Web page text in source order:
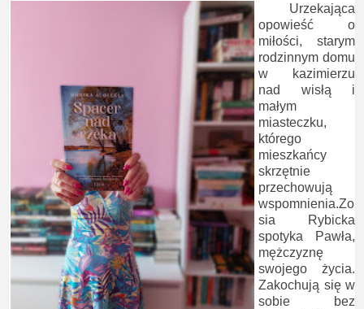
Urzekająca
opowieść o
miłości, starym
rodzinnym domu
w kazimierzu
nad wisłą i
małym
miasteczku,
którego
mieszkańcy
skrzętnie
przechowują
wspomnienia.Zo
sia Rybicka
spotyka Pawła,
mężczyznę
swojego życia.
Zakochują się w
sobie bez